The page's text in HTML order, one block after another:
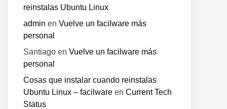
reinstalas Ubuntu Linux
admin en Vuelve un facilware más
personal
Santiago en Vuelve un facilware más
personal
Cosas que instalar cuando reinstalas
Ubuntu Linux – facilware en Current Tech
Status